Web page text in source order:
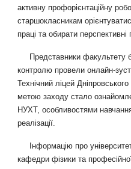
активну профорієнтаційну
старшокласникам
праці та обирати
Представники факультету
контролю провели онлайн-
Технічний ліцей
метою заходу стало
НУХТ, особливостями
реалізації.
Інформацію про
кафедри фізики та